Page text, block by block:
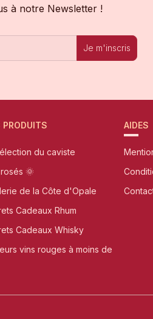
à notre Newsletter !
Je m'inscris
PRODUITS
du caviste
🌞
de la Côte d'Opale
Cadeaux Rhum
Cadeaux Whisky
vins rouges à moins de
AIDES